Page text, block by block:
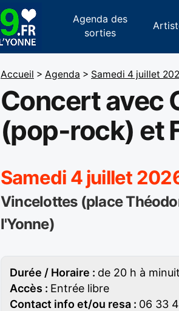
Agenda des
sorties
Accueil > Agenda > Samedi 4 juillet
Concert avec
(pop-rock) et
Samedi 4 juillet
Vincelottes (place
l'Yonne)
Durée / Horaire : de 20 h à minuit
Accès : Entrée libre
Contact info et/ou resa : 06 33